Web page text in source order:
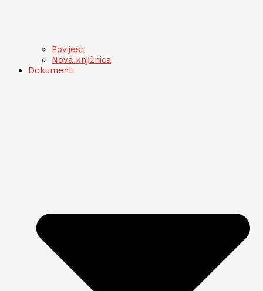
Povijest
Nova knjižnica
Dokumenti